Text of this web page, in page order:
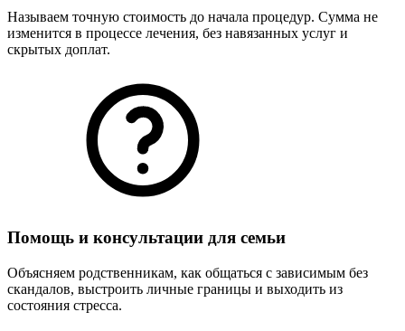
Называем точную стоимость до начала процедур. Сумма не
изменится в процессе лечения, без навязанных услуг и
скрытых доплат.
Помощь и консультации для семьи
Объясняем родственникам, как общаться с зависимым без
скандалов, выстроить личные границы и выходить из
состояния стресса.